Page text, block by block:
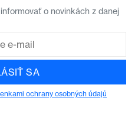
o novinkách z danej
SA
ochrany osobných údajů